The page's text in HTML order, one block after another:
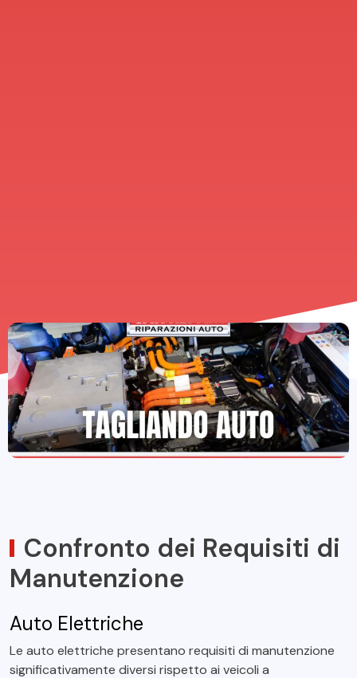
Confronto dei Requisiti di
Manutenzione
Auto Elettriche
Le auto elettriche presentano requisiti di manutenzione
significativamente diversi rispetto ai veicoli a